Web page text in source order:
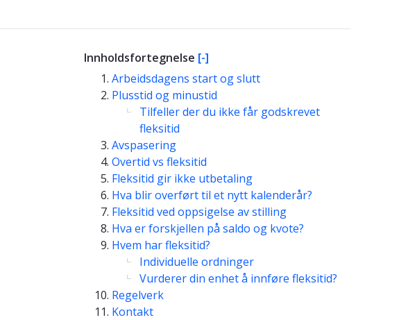
Innholdsfortegnelse [-]
Arbeidsdagens start og slutt
Plusstid og minustid
Tilfeller der du ikke får godskrevet
fleksitid
Avspasering
Overtid vs fleksitid
Fleksitid gir ikke utbetaling
Hva blir overført til et nytt kalenderår?
Fleksitid ved oppsigelse av stilling
Hva er forskjellen på saldo og kvote?
Hvem har fleksitid?
Individuelle ordninger
Vurderer din enhet å innføre fleksitid?
Regelverk
Kontakt